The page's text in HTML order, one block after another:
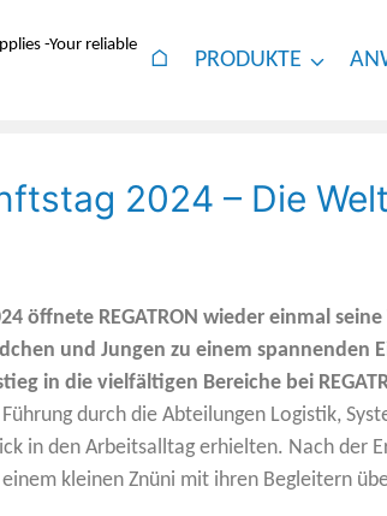
⌂ PRODUKTE
2024 – Die
öffnete REGATRON wieder einmal
und Jungen zu einem spannenden
in die vielfältigen Bereiche bei
durch die Abteilungen Logistik,
in den Arbeitsalltag erhielten. Nach der
kleinen Znüni mit ihren Begleitern